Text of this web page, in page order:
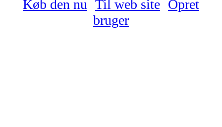
Køb den nu Til web site Opret
bruger